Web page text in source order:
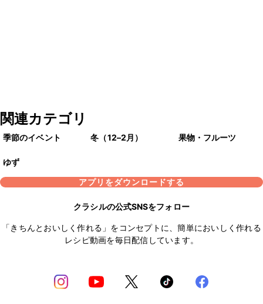
関連カテゴリ
季節のイベント 冬（12–2月） 果物・フルーツ
ゆず
アプリをダウンロードする
クラシルの公式SNSをフォロー
「きちんとおいしく作れる」をコンセプトに、簡単においしく作れる
レシピ動画を毎日配信しています。